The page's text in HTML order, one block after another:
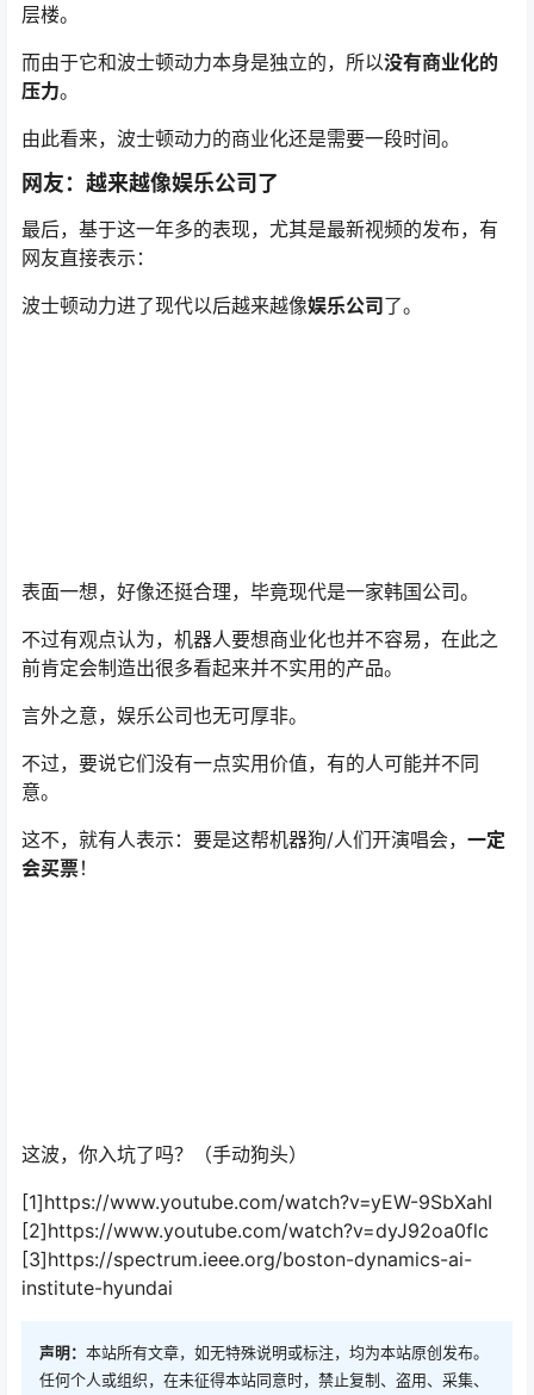
层楼。
而由于它和波士顿动力本身是独立的，所以没有商业化的
压力。
由此看来，波士顿动力的商业化还是需要一段时间。
网友：越来越像娱乐公司了
最后，基于这一年多的表现，尤其是最新视频的发布，有
网友直接表示：
波士顿动力进了现代以后越来越像娱乐公司了。
表面一想，好像还挺合理，毕竟现代是一家韩国公司。
不过有观点认为，机器人要想商业化也并不容易，在此之
前肯定会制造出很多看起来并不实用的产品。
言外之意，娱乐公司也无可厚非。
不过，要说它们没有一点实用价值，有的人可能并不同
意。
这不，就有人表示：要是这帮机器狗/人们开演唱会， 一定
会买票！
这波，你入坑了吗？（手动狗头）
[1]https://www.youtube.com/watch?v=yEW-9SbXahI
[2]https://www.youtube.com/watch?v=dyJ92oa0flc
[3]https://spectrum.ieee.org/boston-dynamics-ai-
institute-hyundai
声明： 本站所有文章，如无特殊说明或标注，均为本站原创发布。
任何个人或组织，在未征得本站同意时，禁止复制、盗用、采集、